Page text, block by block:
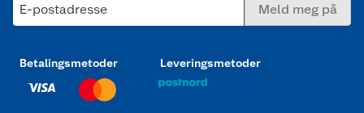
E-postadresse Meld meg på
Betalingsmetoder Leveringsmetoder